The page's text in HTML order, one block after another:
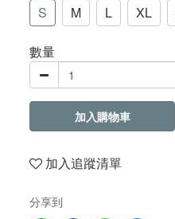
S
M L XL
數量
加入購物車
加入追蹤清單
分享到